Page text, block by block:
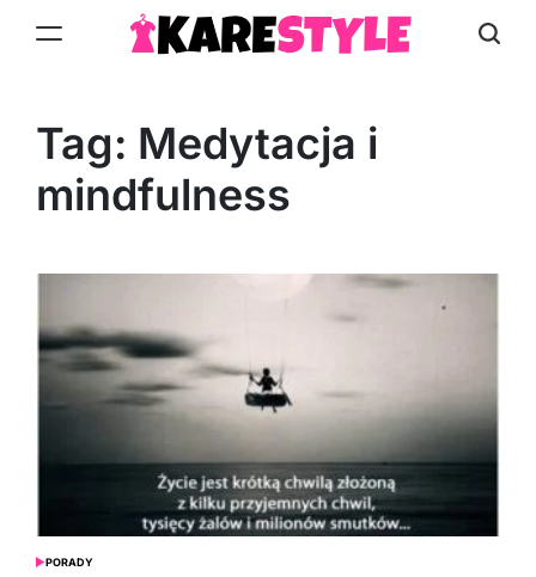
Tag: Medytacja i
mindfulness
POSTED
PORADY